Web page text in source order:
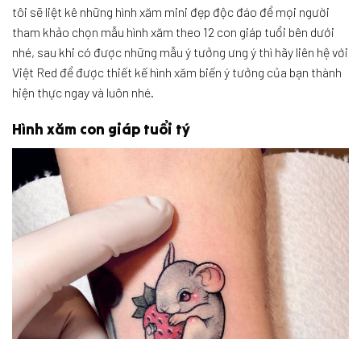
tôi sẽ liệt kê những hình xăm mini đẹp độc đáo để mọi người
tham khảo chọn mẫu hình xăm theo 12 con giáp tuổi bên dưới
nhé, sau khi có được những mẫu ý tưởng ưng ý thì hãy liên hệ với
Việt Red để được thiết kế hình xăm biến ý tưởng của bạn thành
hiện thực ngay và luôn nhé.
Hình xăm con giáp tuổi tý